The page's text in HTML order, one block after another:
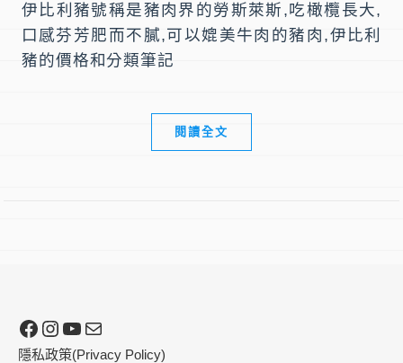
伊比利豬號稱是豬肉界的勞斯萊斯,吃橄欖長大,
口感芬芳肥而不膩,可以媲美牛肉的豬肉,伊比利
豬的價格和分類筆記
閱讀全文
Facebook
Instagram
YouTube電子郵件
隱私政策(Privacy Policy)